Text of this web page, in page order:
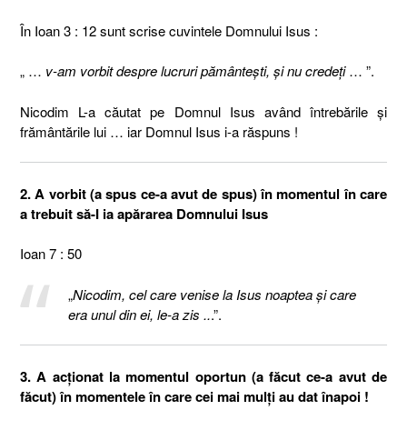
În Ioan 3 : 12 sunt scrise cuvintele Domnului Isus :
„ … v-am vorbit despre lucruri pământeşti, şi nu credeţi… ”.
Nicodim L-a căutat pe Domnul Isus având întrebările şi
frământările lui … iar Domnul Isus i-a răspuns !
2. A vorbit (a spus ce-a avut de spus) în momentul în care
a trebuit să-I ia apărarea Domnului Isus
Ioan 7 : 50
„Nicodim, cel care venise la Isus noaptea şi care
era unul din ei, le-a zis ...”.
3. A acţionat la momentul oportun (a făcut ce-a avut de
făcut) în momentele în care cei mai mulţi au dat înapoi !